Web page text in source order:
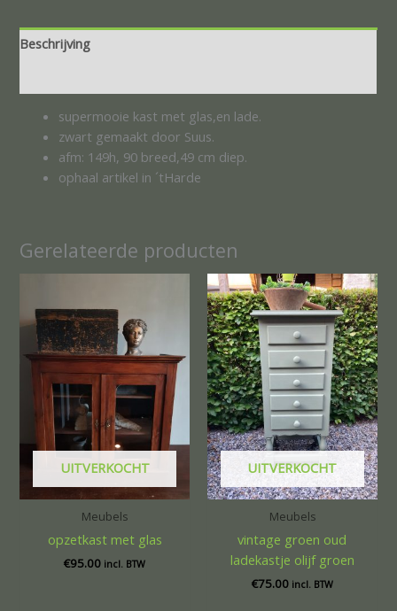
Beschrijving
supermooie kast met glas,en lade.
zwart gemaakt door Suus.
afm: 149h, 90 breed,49 cm diep.
ophaal artikel in ´tHarde
Gerelateerde producten
UITVERKOCHT
Meubels
opzetkast met glas
€95.00 incl. BTW
UITVERKOCHT
Meubels
vintage groen oud
ladekastje olijf groen
€75.00 incl. BTW